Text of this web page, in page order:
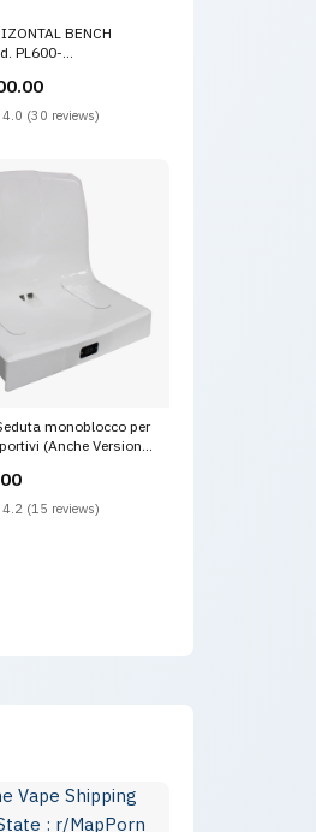
BENCH
PL600-
portabilancieri
4.0 (30 reviews)
monoblocco per
(Anche Versione
4.2 (15 reviews)